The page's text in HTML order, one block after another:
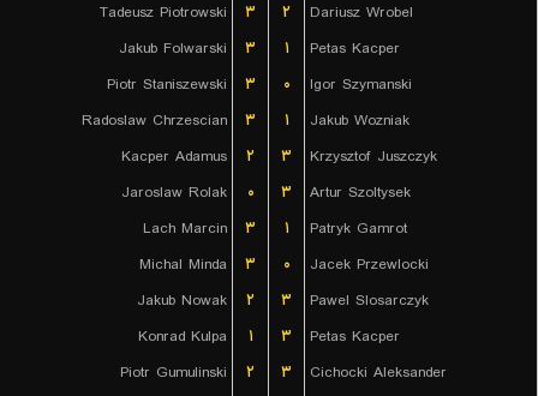
Tadeusz Piotrowski
۳ ۲
Dariusz Wrobel
Jakub Folwarski
۳ ۱
Petas Kacper
Piotr Staniszewski
۳ ۰
Igor Szymanski
Radoslaw Chrzescian
۳ ۱
Jakub Wozniak
Kacper Adamus
۲ ۳
Krzysztof Juszczyk
Jaroslaw Rolak
۰ ۳
Artur Szoltysek
Lach Marcin
۳ ۱
Patryk Gamrot
Michal Minda
۳ ۰
Jacek Przewlocki
Jakub Nowak
۲ ۳
Pawel Slosarczyk
Konrad Kulpa
۱ ۳
Petas Kacper
Piotr Gumulinski
۲ ۳
Cichocki Aleksander